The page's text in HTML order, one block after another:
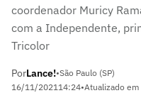
coordenador Muricy
com a Independente,
Tricolor
PorLance!•São Paulo (SP)
16/11/202114:24•Atualizado em